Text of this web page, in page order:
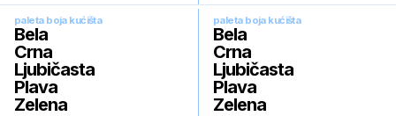
paleta boja kućišta
Bela
Crna
Ljubičasta
Plava
Zelena
paleta boja kućišta
Bela
Crna
Ljubičasta
Plava
Zelena